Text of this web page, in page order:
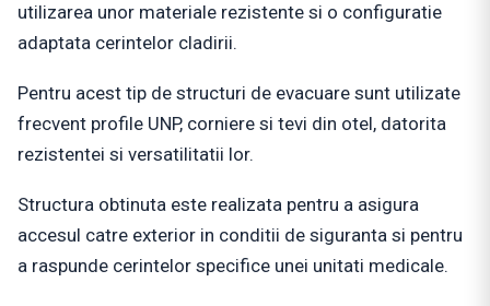
utilizarea unor materiale rezistente si o configuratie
adaptata cerintelor cladirii.
Pentru acest tip de structuri de evacuare sunt utilizate
frecvent profile UNP, corniere si tevi din otel, datorita
rezistentei si versatilitatii lor.
Structura obtinuta este realizata pentru a asigura
accesul catre exterior in conditii de siguranta si pentru
a raspunde cerintelor specifice unei unitati medicale.